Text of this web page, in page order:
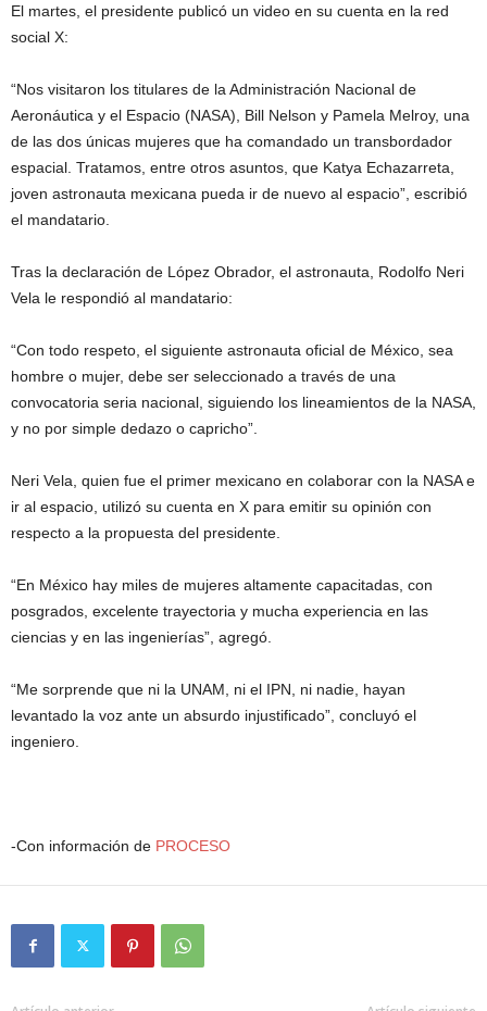
El martes, el presidente publicó un video en su cuenta en la red
social X:
“Nos visitaron los titulares de la Administración Nacional de
Aeronáutica y el Espacio (NASA), Bill Nelson y Pamela Melroy, una
de las dos únicas mujeres que ha comandado un transbordador
espacial. Tratamos, entre otros asuntos, que Katya Echazarreta,
joven astronauta mexicana pueda ir de nuevo al espacio”, escribió
el mandatario.
Tras la declaración de López Obrador, el astronauta, Rodolfo Neri
Vela le respondió al mandatario:
“Con todo respeto, el siguiente astronauta oficial de México, sea
hombre o mujer, debe ser seleccionado a través de una
convocatoria seria nacional, siguiendo los lineamientos de la NASA,
y no por simple dedazo o capricho”.
Neri Vela, quien fue el primer mexicano en colaborar con la NASA e
ir al espacio, utilizó su cuenta en X para emitir su opinión con
respecto a la propuesta del presidente.
“En México hay miles de mujeres altamente capacitadas, con
posgrados, excelente trayectoria y mucha experiencia en las
ciencias y en las ingenierías”, agregó.
“Me sorprende que ni la UNAM, ni el IPN, ni nadie, hayan
levantado la voz ante un absurdo injustificado”, concluyó el
ingeniero.
-Con información de PROCESO